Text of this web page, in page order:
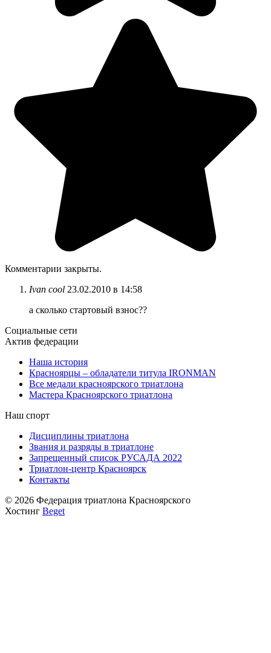
Комментарии закрыты.
Ivan cool 23.02.2010 в 14:58
а сколько стартовый взнос??
Социальные сети
Актив федерации
Наша история
Красноярцы – обладатели титула IRONMAN
Все медали красноярского триатлона
Мастера Красноярского триатлона
Наш спорт
Дисциплины триатлона
Звания и разряды в триатлоне
Запрещенный список РУСАДА 2022
Триатлон-центр Красноярск
Контакты
© 2026 Федерация триатлона Красноярского
Хостинг Beget